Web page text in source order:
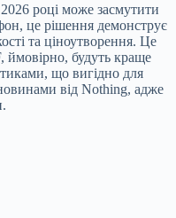
році може засмутити
це рішення демонструє
та ціноутворення. Це
ймовірно, будуть краще
що вигідно для
від Nothing, адже